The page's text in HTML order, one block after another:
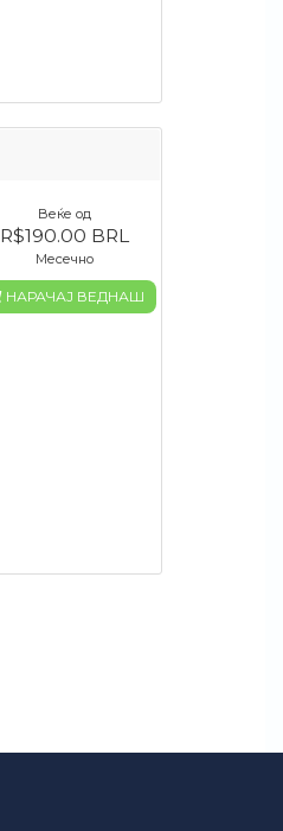
Веќе од
R$190.00 BRL
Месечно
НАРАЧАЈ ВЕДНАШ